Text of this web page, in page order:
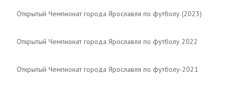
Открытый Чемпионат города Ярославля по футболу (2023)
Открытый Чемпионат города Ярославля по футболу 2022
Открытый Чемпионат города Ярославля по футболу-2021